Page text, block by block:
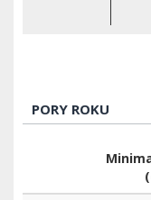
PORY ROKU